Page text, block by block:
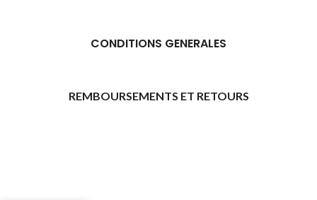
CONDITIONS GENERALES
REMBOURSEMENTS ET RETOURS